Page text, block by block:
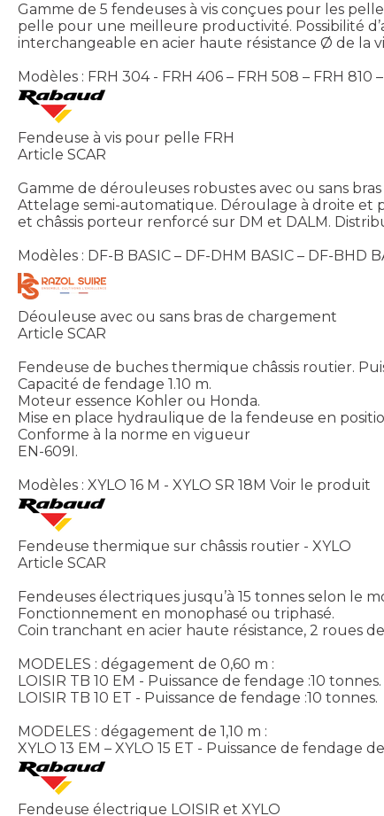
Gamme de 5 fendeuses à vis conçues pour les
pelle pour une meilleure productivité. Possibilité
interchangeable en acier haute résistance Ø de la
Modèles : FRH 304 - FRH 406 – FRH 508 – FRH 810 –
Fendeuse à vis pour pelle FRH
Article SCAR
Gamme de dérouleuses robustes avec ou sans
Attelage semi-automatique. Déroulage à droite et
et châssis porteur renforcé sur DM et DALM.
Modèles : DF-B BASIC – DF-DHM BASIC – DF-BHD
Déouleuse avec ou sans bras de chargement
Article SCAR
Fendeuse de buches thermique châssis routier.
Capacité de fendage 1.10 m.
Moteur essence Kohler ou Honda.
Mise en place hydraulique de la fendeuse en
Conforme à la norme en vigueur
EN-609I.
Modèles : XYLO 16 M - XYLO SR 18M Voir le produit
Fendeuse thermique sur châssis routier - XYLO
Article SCAR
Fendeuses électriques jusqu’à 15 tonnes selon le
Fonctionnement en monophasé ou triphasé.
Coin tranchant en acier haute résistance, 2 roues
MODELES : dégagement de 0,60 m :
LOISIR TB 10 EM - Puissance de fendage :10 tonnes.
LOISIR TB 10 ET - Puissance de fendage :10 tonnes.
MODELES : dégagement de 1,10 m :
XYLO 13 EM – XYLO 15 ET - Puissance de fendage
Fendeuse électrique LOISIR et XYLO